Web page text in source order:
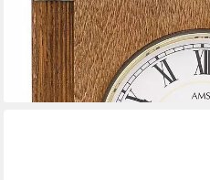
ab 337,31 € UVP379,00 €
-11%
lieferbar - in 4-5 Werktagen bei dir